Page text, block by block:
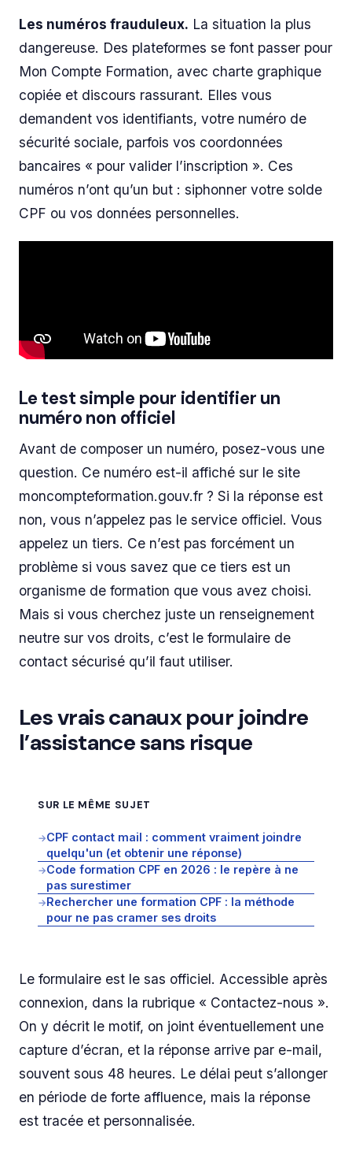
Les numéros frauduleux. La situation la plus
dangereuse. Des plateformes se font passer pour
Mon Compte Formation, avec charte graphique
copiée et discours rassurant. Elles vous
demandent vos identifiants, votre numéro de
sécurité sociale, parfois vos coordonnées
bancaires « pour valider l’inscription ». Ces
numéros n’ont qu’un but : siphonner votre solde
CPF ou vos données personnelles.
Le test simple pour identifier un
numéro non officiel
Avant de composer un numéro, posez-vous une
question. Ce numéro est-il affiché sur le site
moncompteformation.gouv.fr ? Si la réponse est
non, vous n’appelez pas le service officiel. Vous
appelez un tiers. Ce n’est pas forcément un
problème si vous savez que ce tiers est un
organisme de formation que vous avez choisi.
Mais si vous cherchez juste un renseignement
neutre sur vos droits, c’est le formulaire de
contact sécurisé qu’il faut utiliser.
Les vrais canaux pour joindre
l’assistance sans risque
SUR LE MÊME SUJET
→CPF contact mail : comment vraiment joindre
quelqu'un (et obtenir une réponse)
→Code formation CPF en 2026 : le repère à ne
pas surestimer
→Rechercher une formation CPF : la méthode
pour ne pas cramer ses droits
Le formulaire est le sas officiel. Accessible après
connexion, dans la rubrique « Contactez-nous ».
On y décrit le motif, on joint éventuellement une
capture d’écran, et la réponse arrive par e-mail,
souvent sous 48 heures. Le délai peut s’allonger
en période de forte affluence, mais la réponse
est tracée et personnalisée.